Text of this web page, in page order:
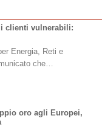
i clienti vulnerabili:
Energia, Reti e
che…
oro agli Europei,